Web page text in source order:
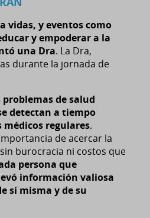
vidas, y eventos como
y empoderar a la
una Dra. La Dra,
durante la jornada de
de salud
detectan a tiempo
regulares.
de acercar la
burocracia ni costos que
persona que
información valiosa
sí misma y de su